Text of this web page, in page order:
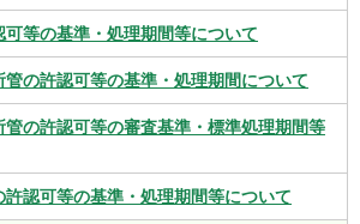
等の基準・処理期間等について
の許認可等の基準・処理期間について
管の許認可等の審査基準・標準処理期間等
許認可等の基準・処理期間等について